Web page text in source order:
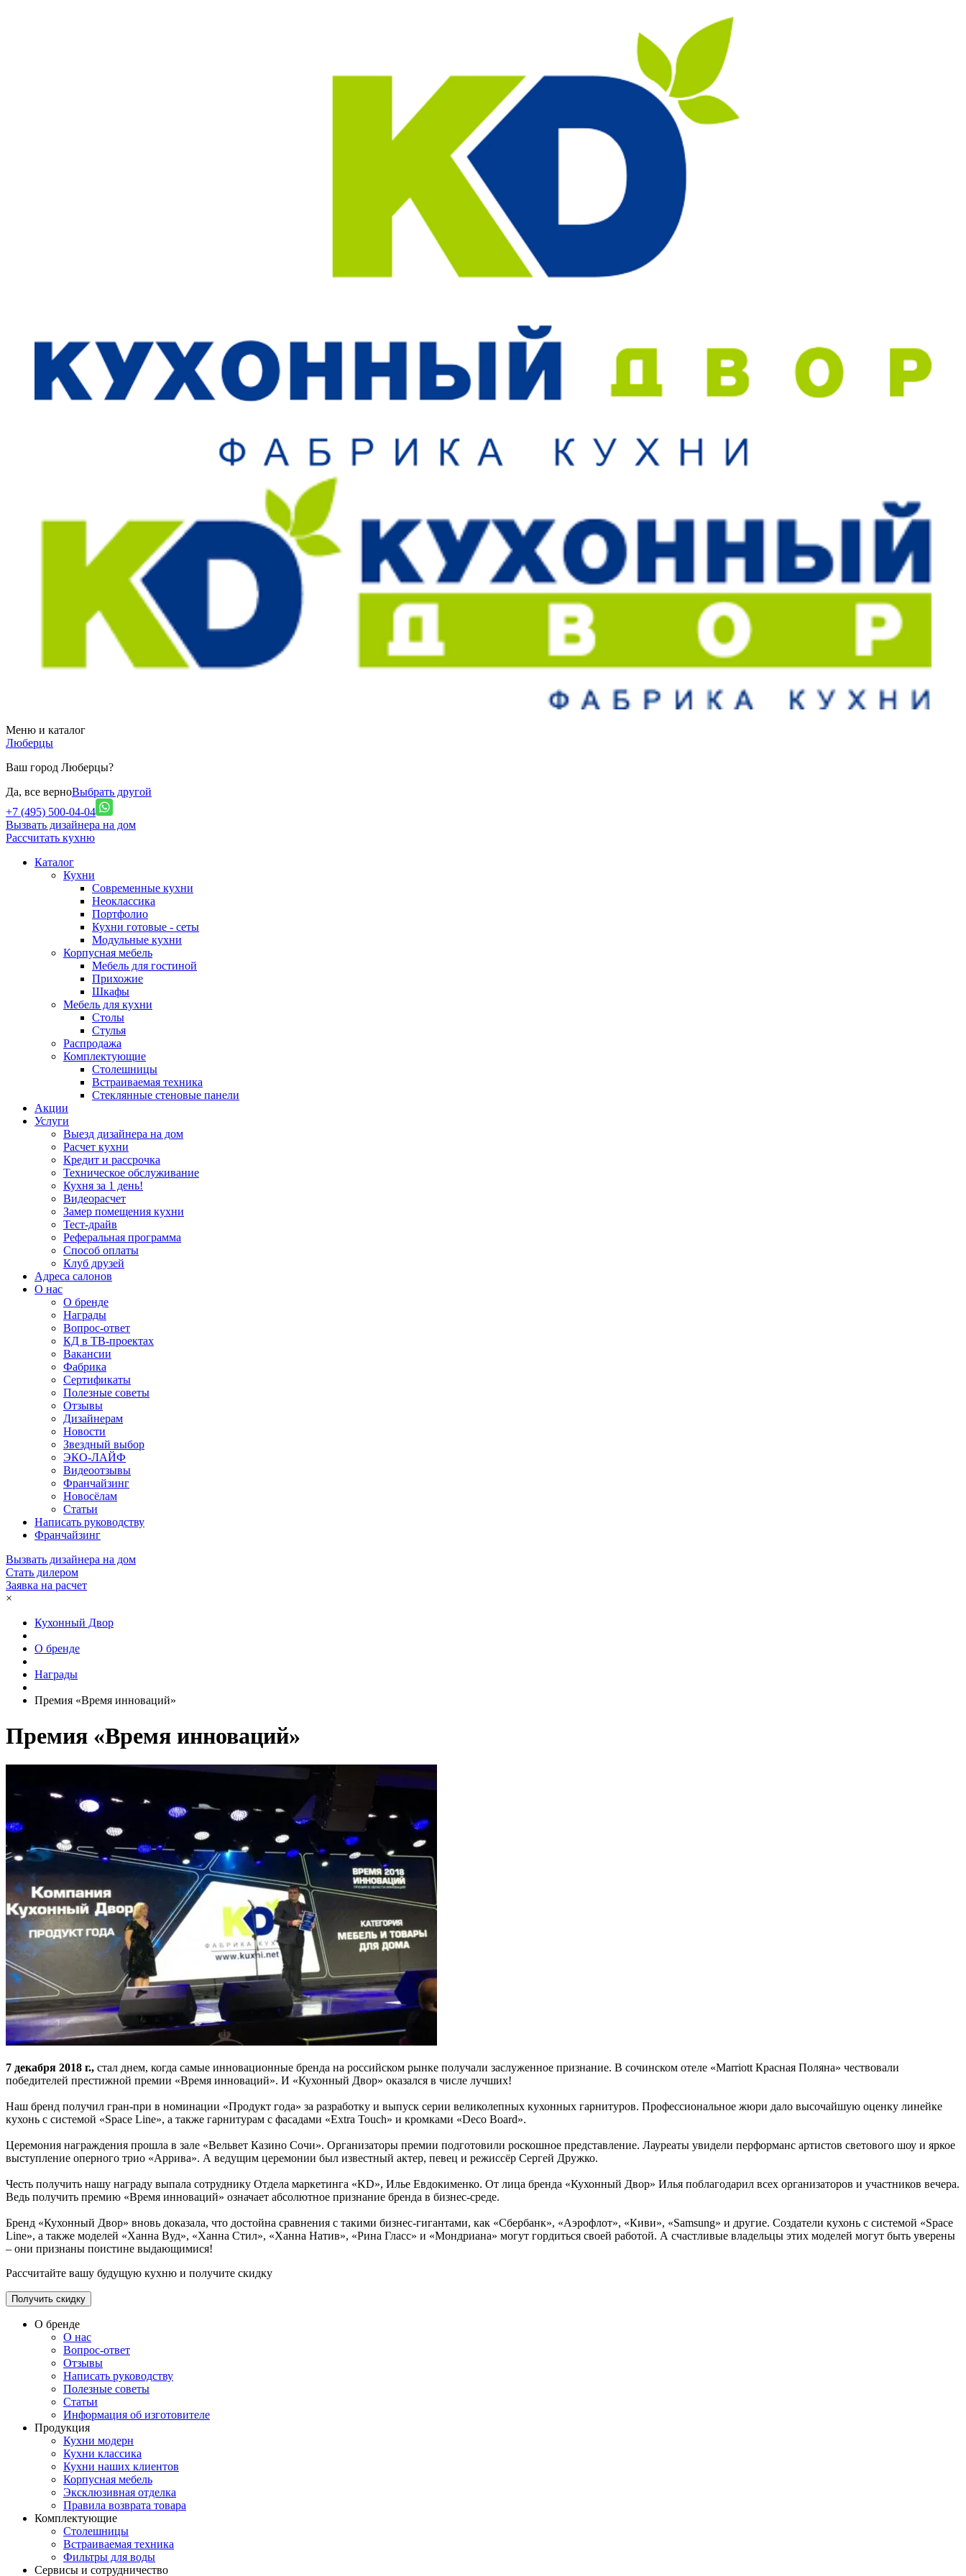
Меню и каталог
Люберцы
Ваш город Люберцы?
Да, все верноВыбрать другой
+7 (495) 500-04-04
Вызвать дизайнера на дом
Рассчитать кухню
Каталог
Кухни
Современные кухни
Неоклассика
Портфолио
Кухни готовые - сеты
Модульные кухни
Корпусная мебель
Мебель для гостиной
Прихожие
Шкафы
Мебель для кухни
Столы
Стулья
Распродажа
Комплектующие
Столешницы
Встраиваемая техника
Стеклянные стеновые панели
Акции
Услуги
Выезд дизайнера на дом
Расчет кухни
Кредит и рассрочка
Техническое обслуживание
Кухня за 1 день!
Видеорасчет
Замер помещения кухни
Тест-драйв
Реферальная программа
Способ оплаты
Клуб друзей
Адреса салонов
О нас
О бренде
Награды
Вопрос-ответ
КД в ТВ-проектах
Вакансии
Фабрика
Сертификаты
Полезные советы
Отзывы
Дизайнерам
Новости
Звездный выбор
ЭКО-ЛАЙФ
Видеоотзывы
Франчайзинг
Новосёлам
Статьи
Написать руководству
Франчайзинг
Вызвать дизайнера на дом
Стать дилером
Заявка на расчет
×
Кухонный Двор
О бренде
Награды
Премия «Время инноваций»
Премия «Время инноваций»
7 декабря 2018 г., стал днем, когда самые инновационные бренда на российском рынке получали заслуженное признание. В сочинском отеле «Marriott Красная Поляна» чествовали
победителей престижной премии «Время инноваций». И «Кухонный Двор» оказался в числе лучших!
Наш бренд получил гран-при в номинации «Продукт года» за разработку и выпуск серии великолепных кухонных гарнитуров. Профессиональное жюри дало высочайшую оценку линейке
кухонь с системой «Space Line», а также гарнитурам с фасадами «Extra Touch» и кромками «Deco Board».
Церемония награждения прошла в зале «Вельвет Казино Сочи». Организаторы премии подготовили роскошное представление. Лауреаты увидели перформанс артистов светового шоу и яркое
выступление оперного трио «Аррива». А ведущим церемонии был известный актер, певец и режиссёр Сергей Дружко.
Честь получить нашу награду выпала сотруднику Отдела маркетинга «KD», Илье Евдокименко. От лица бренда «Кухонный Двор» Илья поблагодарил всех организаторов и участников вечера.
Ведь получить премию «Время инноваций» означает абсолютное признание бренда в бизнес-среде.
Бренд «Кухонный Двор» вновь доказала, что достойна сравнения с такими бизнес-гигантами, как «Сбербанк», «Аэрофлот», «Киви», «Samsung» и другие. Создатели кухонь с системой «Space
Line», а также моделей «Ханна Вуд», «Ханна Стил», «Ханна Натив», «Рина Гласс» и «Мондриана» могут гордиться своей работой. А счастливые владельцы этих моделей могут быть уверены
– они признаны поистине выдающимися!
Рассчитайте вашу будущую кухню и получите скидку
Получить скидку
О бренде
О нас
Вопрос-ответ
Отзывы
Написать руководству
Полезные советы
Статьи
Информация об изготовителе
Продукция
Кухни модерн
Кухни классика
Кухни наших клиентов
Корпусная мебель
Эксклюзивная отделка
Правила возврата товара
Комплектующие
Столешницы
Встраиваемая техника
Фильтры для воды
Сервисы и сотрудничество